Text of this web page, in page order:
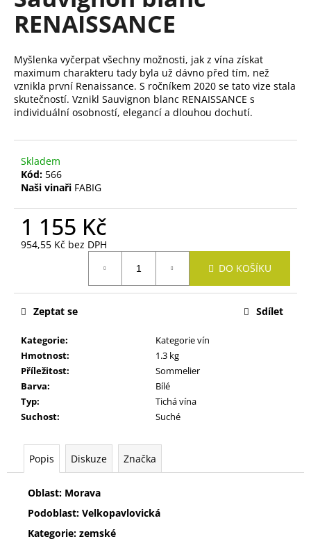
0,0
hvězdiček.
RENAISSANCE
Myšlenka vyčerpat všechny možnosti, jak z vína získat
maximum charakteru tady byla už dávno před tím, než
vznikla první Renaissance. S ročníkem 2020 se tato vize stala
skutečností. Vznikl Sauvignon blanc RENAISSANCE s
individuální osobností, elegancí a dlouhou dochutí.
Skladem
Kód: 566
Naši vinaři FABIG
1 155 Kč
954,55 Kč bez DPH
DO KOŠÍKU
Kategorie:
Kategorie vín
Hmotnost:
1.3 kg
Příležitost:
Sommelier
Barva:
Bílé
Typ:
Tichá vína
Suchost: Suché
Zeptat se Sdílet
Popis Diskuze Značka
Oblast: Morava
Podoblast: Velkopavlovická
Kategorie: zemské
í
t
?
HLEDAT
D
o
p
o
u
m
e
VELTLÍNSKÉ
ZELENÉ
RŮŽENY
250